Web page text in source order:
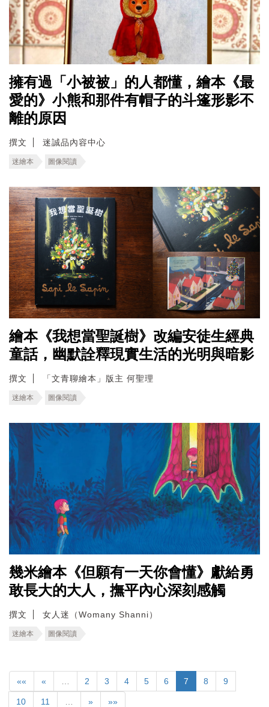
擁有過「小被被」的人都懂，繪本《最
愛的》小熊和那件有帽子的斗篷形影不
離的原因
撰文 迷誠品內容中心
迷繪本 圖像閱讀
繪本《我想當聖誕樹》改編安徒生經典
童話，幽默詮釋現實生活的光明與暗影
撰文 「文青聊繪本」版主 何聖理
迷繪本 圖像閱讀
幾米繪本《但願有一天你會懂》獻給勇
敢長大的大人，撫平內心深刻感觸
撰文 女人迷（Womany Shanni）
迷繪本 圖像閱讀
«« « 2 3 4 5 6 7 8 9
10 11 » »»